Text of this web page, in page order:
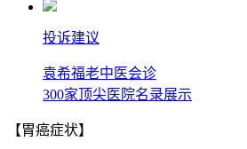
投诉建议
袁希福老中医会诊
300家顶尖医院名录展示
【胃癌症状】